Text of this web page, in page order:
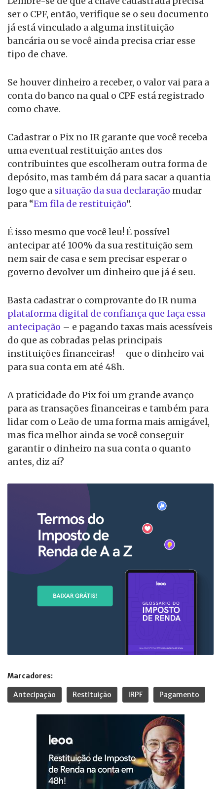
ser o CPF, então, verifique se o seu documento
já está vinculado a alguma instituição
bancária ou se você ainda precisa criar esse
tipo de chave.
Se houver dinheiro a receber, o valor vai para a
conta do banco na qual o CPF está registrado
como chave.
Cadastrar o Pix no IR garante que você receba
uma eventual restituição antes dos
contribuintes que escolheram outra forma de
depósito, mas também dá para sacar a quantia
logo que a situação da sua declaração mudar
para “Em fila de restituição”.
É isso mesmo que você leu! É possível
antecipar até 100% da sua restituição sem
nem sair de casa e sem precisar esperar o
governo devolver um dinheiro que já é seu.
Basta cadastrar o comprovante do IR numa
plataforma digital de confiança que faça essa
antecipação – e pagando taxas mais acessíveis
do que as cobradas pelas principais
instituições financeiras! – que o dinheiro vai
para sua conta em até 48h.
A praticidade do Pix foi um grande avanço
para as transações financeiras e também para
lidar com o Leão de uma forma mais amigável,
mas fica melhor ainda se você conseguir
garantir o dinheiro na sua conta o quanto
antes, diz aí?
Marcadores:
Antecipação Restituição IRPF Pagamento